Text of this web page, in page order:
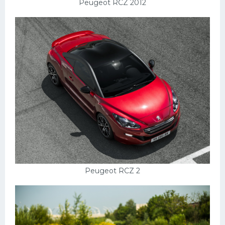
Peugeot RCZ 2012
Peugeot RCZ 2